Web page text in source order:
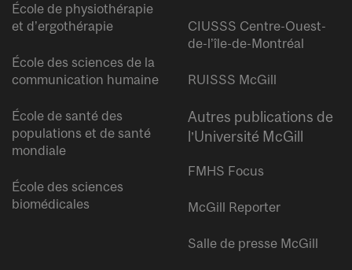
École de physiothérapie
et d’ergothérapie
École des sciences de la
communication humaine
École de santé des
populations et de santé
mondiale
École des sciences
biomédicales
CIUSSS Centre-Ouest-
de-l’île-de-Montréal
RUISSS McGill
Autres publications de
l’Université McGill
FMHS Focus
McGill Reporter
Salle de presse McGill